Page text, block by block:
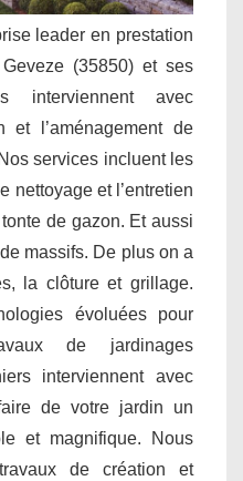
leader en prestation
(35850) et ses
interviennent avec
et l’aménagement de
services incluent les
nettoyage et l’entretien
de gazon. Et aussi
massifs. De plus on a
la clôture et grillage.
évoluées pour
de jardinages
interviennent avec
de votre jardin un
et magnifique. Nous
de création et